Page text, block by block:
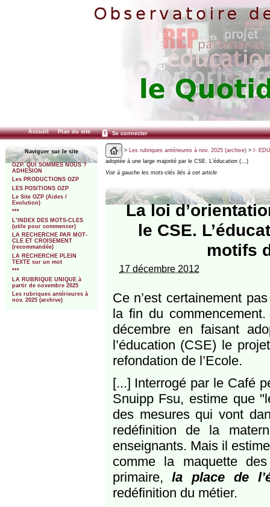
Accueil Plan du site Se connecter
Naviguer sur le site
OZP. QUI SOMMES NOUS ?
ADHESION
Les PRODUCTIONS OZP
LES POSITIONS OZP
Le Site OZP (Aides /
Evolution)
***
L’INDEX DES MOTS-CLES
(utile pour commencer)
LA RECHERCHE PAR MOT-
CLE ET CROISEMENT
(recommandée)
LA RECHERCHE PLEIN
TEXTE sur un mot
***
LA RUBRIQUE UNIQUE à
partir de novembre 2025
Les rubriques antérieures à
nov. 2025 (archive)
> Les rubriques antérieures à nov. 2025 (archive)> I-
adoptée à une large majorité par le CSE. L’éducation (…)
Voir à gauche les mots-clés liés à cet article
La loi
le CSE.
motifs
17 décembre 2012
Ce n’est certainement
la fin du
décembre en faisant
l’éducation (CSE) le
refondation de l’Ecole.
[...] Interrogé par le Café
Snuipp Fsu, estime que
des mesures qui vont
redéfinition de la
enseignants. Mais il
comme la maquette
primaire,la place de
redéfinition du métier.